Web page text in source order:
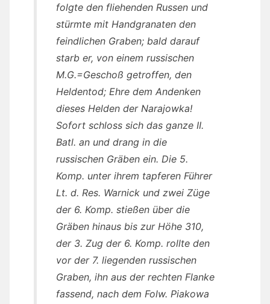
folgte den fliehenden Russen und
stürmte mit Handgranaten den
feindlichen Graben; bald darauf
starb er, von einem russischen
M.G.=Geschoß getroffen, den
Heldentod; Ehre dem Andenken
dieses Helden der Narajowka!
Sofort schloss sich das ganze II.
Batl. an und drang in die
russischen Gräben ein. Die 5.
Komp. unter ihrem tapferen Führer
Lt. d. Res. Warnick und zwei Züge
der 6. Komp. stießen über die
Gräben hinaus bis zur Höhe 310,
der 3. Zug der 6. Komp. rollte den
vor der 7. liegenden russischen
Graben, ihn aus der rechten Flanke
fassend, nach dem Folw. Piakowa